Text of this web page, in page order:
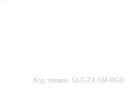
Код товара: GLC‐ZX‐SM‐RGD